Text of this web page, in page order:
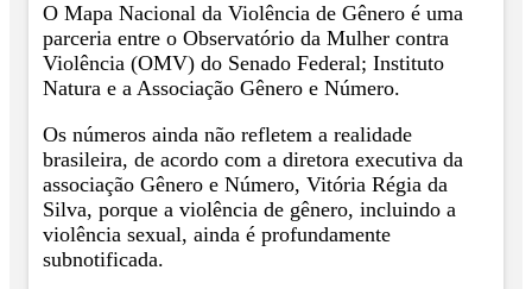
O Mapa Nacional da Violência de Gênero é uma
parceria entre o Observatório da Mulher contra
Violência (OMV) do Senado Federal; Instituto
Natura e a Associação Gênero e Número.
Os números ainda não refletem a realidade
brasileira, de acordo com a diretora executiva da
associação Gênero e Número, Vitória Régia da
Silva, porque a violência de gênero, incluindo a
violência sexual, ainda é profundamente
subnotificada.